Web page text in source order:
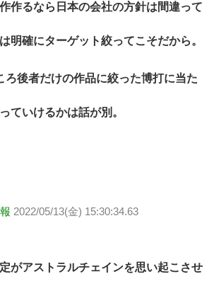
作るなら日本の会社の方針は間違って
明確にターゲット絞ってこそだから。
後者だけの作品に絞った博打に当た
ていけるかは話が別。
2022/05/13(金) 15:30:34.63
がアストラルチェインを思い起こさせ